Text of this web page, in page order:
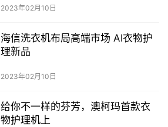
2023年02月10日
海信洗衣机布局高端市场 AI衣物护
理新品
2023年02月10日
给你不一样的芬芳，澳柯玛首款衣
物护理机上